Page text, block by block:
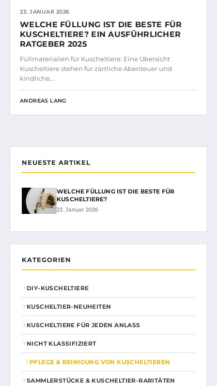
23. JANUAR 2026
WELCHE FÜLLUNG IST DIE BESTE FÜR
KUSCHELTIERE? EIN AUSFÜHRLICHER
RATGEBER 2025
Füllmaterialien für Kuscheltiere: Eine Übersicht
Kuscheltiere stehen für zärtliche Abenteuer und
kindliche…
ANDREAS LANG
NEUESTE ARTIKEL
WELCHE FÜLLUNG IST DIE BESTE FÜR
KUSCHELTIERE?
23. Januar 2026
KATEGORIEN
DIY-KUSCHELTIERE
KUSCHELTIER-NEUHEITEN
KUSCHELTIERE FÜR JEDEN ANLASS
NICHT KLASSIFIZIERT
PFLEGE & REINIGUNG VON KUSCHELTIEREN
SAMMLERSTÜCKE & KUSCHELTIER-RARITÄTEN